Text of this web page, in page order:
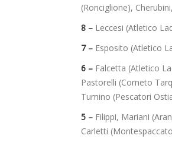
(Ronciglione),
8 – Leccesi (Atletico
7 – Esposito (Atletico
6 – Falcetta (Atletico
Pastorelli (Corneto
Tumino (Pescatori
5 – Filippi, Mariani
Carletti